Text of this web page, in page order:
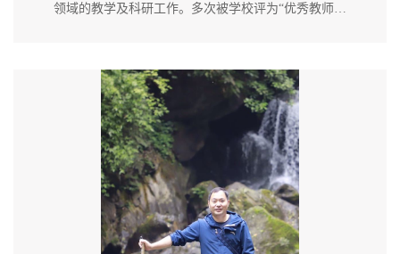
领域的教学及科研工作。多次被学校评为“优秀教师”
年四川省职业院校教师教学能力大赛二等奖，乐山市
职业院校教师教学能力比赛一等奖。作为指导教师带
领学生参赛并获2020年...